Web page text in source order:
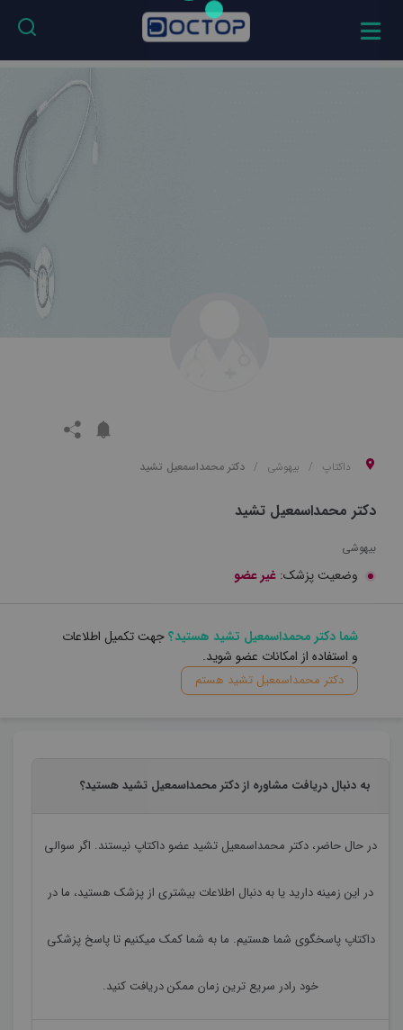
داکتاپ بیهوشی دکتر محمداسمعیل تشید
دکتر محمداسمعیل تشید
بیهوشی
وضعیت پزشک: غیر عضو
شما دکتر محمداسمعیل تشید هستید؟جهت تکمیل اطلاعات
و استفاده از امکانات عضو شوید.
دکتر محمداسمعیل تشید هستم
به دنبال دریافت مشاوره از دکتر محمداسمعیل تشید هستید؟
در حال حاضر، دکتر محمداسمعیل تشید عضو داکتاپ نیستند. اگر سوالی
در این زمینه دارید یا به دنبال اطلاعات بیشتری از پزشک هستید، ما در
داکتاپ پاسخگوی شما هستیم. ما به شما کمک میکنیم تا پاسخ پزشکی
خود رادر سریع ترین زمان ممکن دریافت کنید.